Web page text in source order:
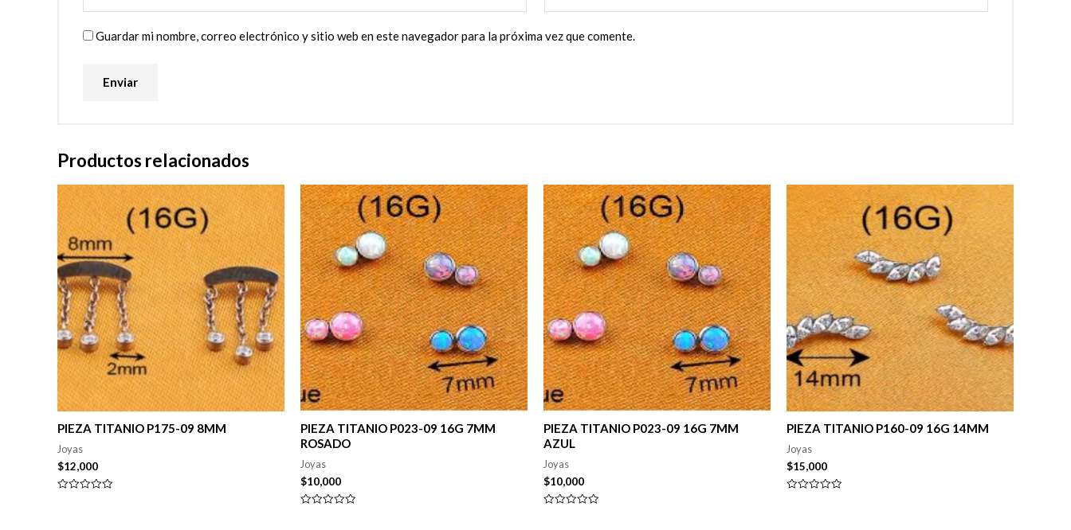
Guardar mi nombre, correo electrónico y sitio web en este navegador para la próxima vez que comente.
Productos relacionados
PIEZA TITANIO P175-09 8MM
Joyas
$12,000
PIEZA TITANIO P023-09 16G 7MM
ROSADO
Joyas
$10,000
PIEZA TITANIO P023-09 16G 7MM
AZUL
Joyas
$10,000
PIEZA TITANIO P160-09 16G 14MM
Joyas
$15,000